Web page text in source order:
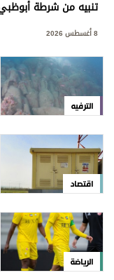
تنبيه من شرطة
8 أغسطس 2026
الترفيه
اقتصاد
الرياضة